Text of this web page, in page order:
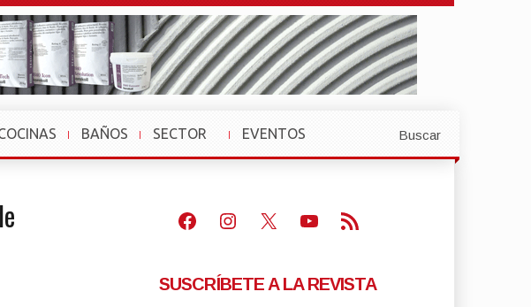
BAÑOS
SECTOR
»
EVENTOS
»
Buscar
Facebook
Instagram
X Youtube
Feed RSS
SUSCRÍBETE A LA REVISTA